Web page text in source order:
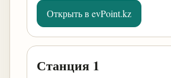
Открыть в evPoint.kz
Станция 1